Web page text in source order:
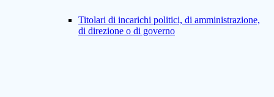
Titolari di incarichi politici, di amministrazione,
di direzione o di governo